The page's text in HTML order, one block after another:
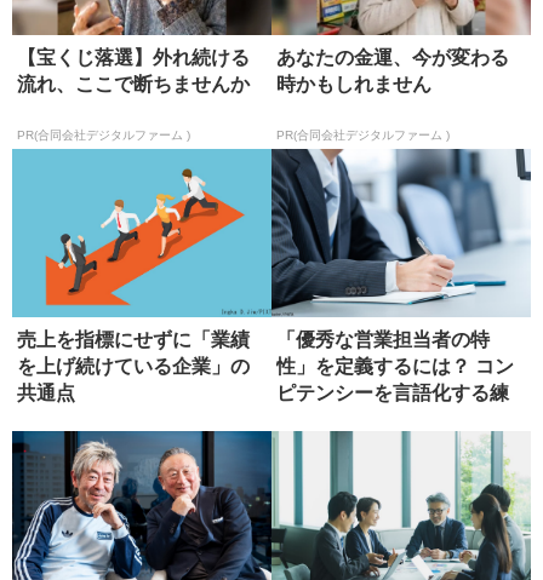
【宝くじ落選】外れ続ける
流れ、ここで断ちませんか
PR(合同会社デジタルファーム )
あなたの金運、今が変わる
時かもしれません
PR(合同会社デジタルファーム )
売上を指標にせずに「業績
を上げ続けている企業」の
共通点
「優秀な営業担当者の特
性」を定義するには？ コン
ピテンシーを言語化する練